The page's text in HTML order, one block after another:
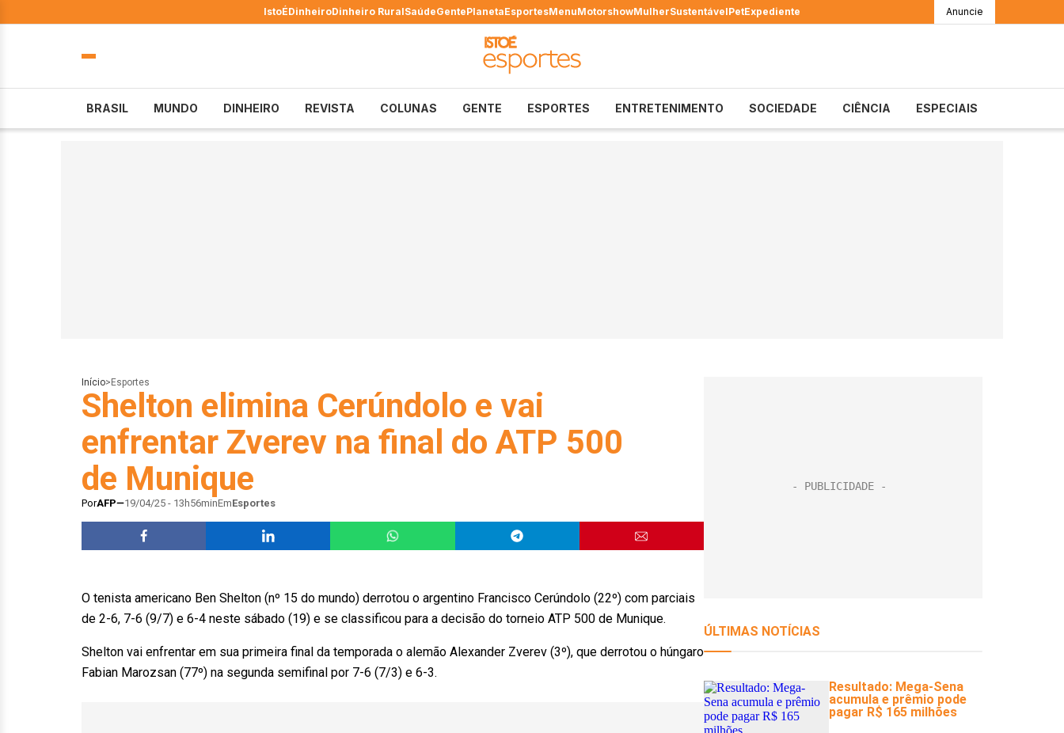
IstoÉDinheiroDinheiro RuralSaúdeGentePlanetaEsportesMenuMotorshowMulherSustentávelPetExpediente Anuncie
BRASIL MUNDO DINHEIRO REVISTA COLUNAS GENTE ESPORTES ENTRETENIMENTO SOCIEDADE CIÊNCIA ESPECIAIS
Início> Esportes
Shelton elimina Cerúndolo e vai
enfrentar Zverev na final do ATP 500
de Munique
PorAFP 19/04/25 - 13h56minEmEsportes
O tenista americano Ben Shelton (nº 15 do mundo) derrotou o argentino Francisco Cerúndolo (22º) com parciais
de 2-6, 7-6 (9/7) e 6-4 neste sábado (19) e se classificou para a decisão do torneio ATP 500 de Munique.
Shelton vai enfrentar em sua primeira final da temporada o alemão Alexander Zverev (3º), que derrotou o húngaro
Fabian Marozsan (77º) na segunda semifinal por 7-6 (7/3) e 6-3.